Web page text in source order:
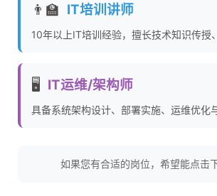
👨‍🏫 IT培训讲师
10年以上IT培训经验，擅长技术知识传授
🖥️ IT运维/架构师
具备系统架构设计、部署实施、运维优化
如果您有合适的岗位，希望能点击